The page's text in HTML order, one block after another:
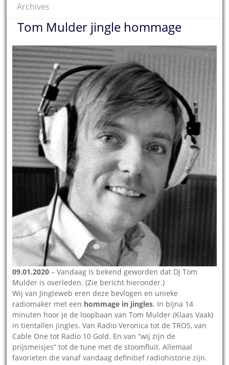
Archives
Tom Mulder jingle hommage
09.01.2020 – Vandaag is bekend geworden dat DJ Tom
Mulder is overleden. (Zie bericht hieronder.)
Wij van Jingleweb eren deze bevlogen en unieke
radiomaker met een hommage in jingles. In bijna 14
minuten hoor je de loopbaan van Tom Mulder (Klaas Vaak)
in tientallen jingles. Van Radio Veronica tot de TROS, van
Cable One tot Radio 10 Gold. En van “wij zijn de
prijsmeisjes” tot de tune met de stoomfluit. Allemaal
favorieten die vanaf vandaag definitief radiohistorie zijn.